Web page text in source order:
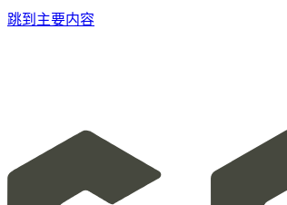
跳到主要内容